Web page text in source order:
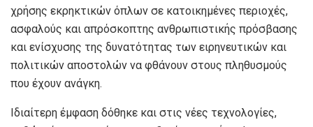
χρήσης εκρηκτικών όπλων σε κατοικημένες περιοχές,
ασφαλούς και απρόσκοπτης ανθρωπιστικής πρόσβασης
και ενίσχυσης της δυνατότητας των ειρηνευτικών και
πολιτικών αποστολών να φθάνουν στους πληθυσμούς
που έχουν ανάγκη.
Ιδιαίτερη έμφαση δόθηκε και στις νέες τεχνολογίες,